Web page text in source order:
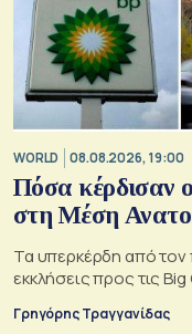
WORLD 08.08.2026, 19:00
Πόσα κέρδισαν
στη Μέση
Τα υπερκέρδη από
εκκλήσεις προς τις
Γρηγόρης Τραγγανίδας